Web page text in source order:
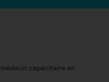
capacitaire en